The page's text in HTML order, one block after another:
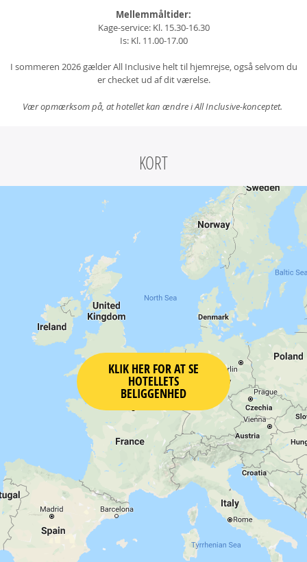
Mellemmåltider:
Kage-service: Kl. 15.30-16.30
Is: Kl. 11.00-17.00
I sommeren 2026 gælder All Inclusive helt til hjemrejse, også selvom du
er checket ud af dit værelse.
Vær opmærksom på, at hotellet kan ændre i All Inclusive-konceptet.
KORT
KLIK HER FOR AT SE
HOTELLETS
BELIGGENHED